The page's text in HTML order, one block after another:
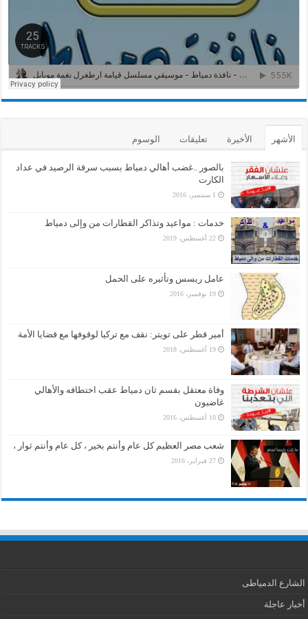
الأشهر الأخيرة تعليقات الوسوم
بالصور ..غضب أهالي دمياط بسبب سرقة الرصيد في عداد
الكارت
1 سبتمبر، 2016
خدمات : مواعيد وتذاكر القطارات من وإلى دمياط
22 أغسطس، 2019
عامل ريسس وتأثيره على الحمل
19 نوفمبر، 2016
أمير قطر على تويتر: نقف مع تركيا لوقوفها مع قضايا الأمة
19 أغسطس، 2018
وفاة معتقل بقسم ثان دمياط عقب اختطافه والأهالي
غاضبون
10 أغسطس، 2016
شعب مصر العظيم كل عام وأنتم بخير ، كل عام وأنتم ثوار ،
27 فبراير، 2016
الشارع الدمياطى
أخبار عاجلة